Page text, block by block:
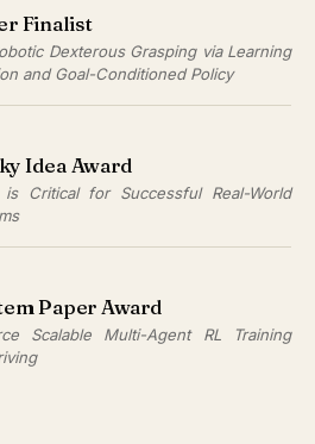
Finalist
Dexterous Grasping via Learning
and Goal-Conditioned Policy
Idea Award
Critical for Successful Real-World
Paper Award
Scalable Multi-Agent RL Training